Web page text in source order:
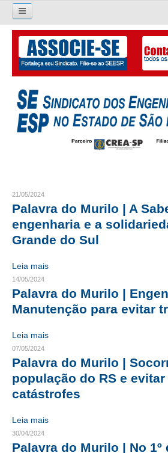
Pesquisar...
O SINDICATO
APRESENTAÇÃO
PALAVRA DO PRESIDENTE
LIVRO GESTÃO 2026-2029
GALERIA EX-PRESIDENTES
ORGANOGRAMA
CRESCE BRASIL
CONSELHO TECNOLÓGICO
HISTÓRICO E ATUAÇÃO
COMPOSIÇÃO
CONSELHOS ASSESSORES
NÚCLEO DA MULHER ENGENHEIRA
21/05/2024
Palavra do Murilo | A
engenharia e a
Grande do Sul
Leia mais
14/05/2024
Palavra do Murilo |
Manutenção para evitar
Leia mais
07/05/2024
Palavra do Murilo |
população do RS e
catástrofes
Leia mais
30/04/2024
Palavra do Murilo | No 1º